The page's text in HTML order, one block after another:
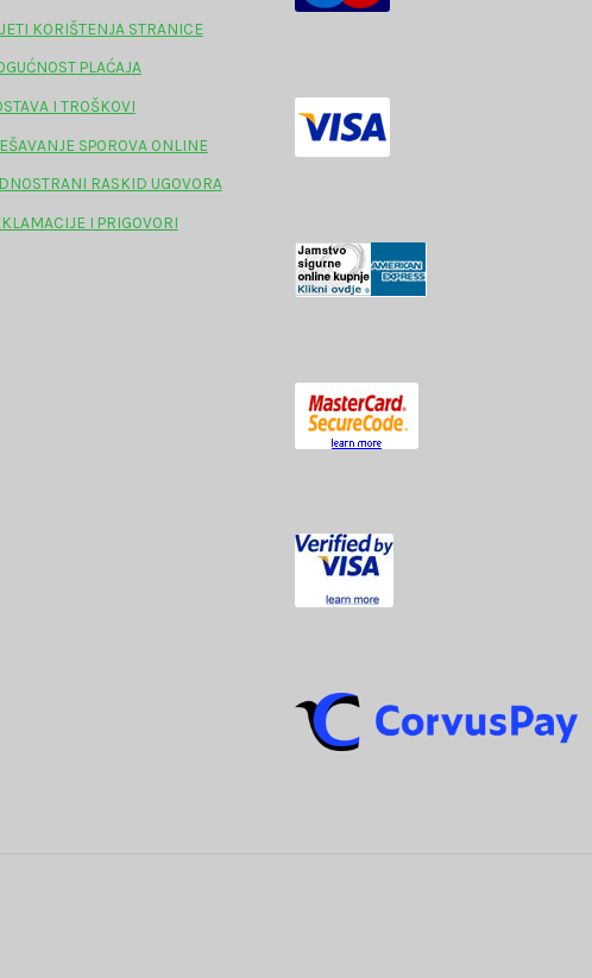
KORIŠTENJA STRANICE
PLAĆAJA
I TROŠKOVI
SPOROVA ONLINE
RASKID UGOVORA
I PRIGOVORI